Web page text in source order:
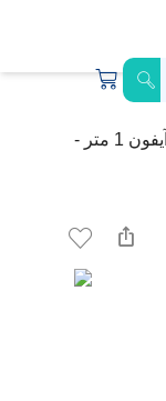
بوو كابل بيانات وشحن سريع لأجهزة آيفون 1 متر -